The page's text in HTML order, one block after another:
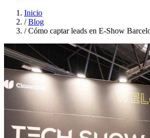
Inicio
/ Blog
/ Cómo captar leads en E-Show